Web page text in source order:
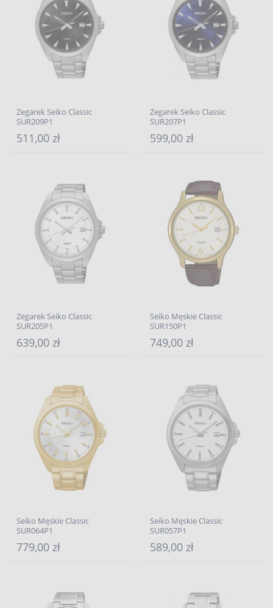
Zegarek Seiko Classic
SUR209P1
511,00 zł
Zegarek Seiko Classic
SUR207P1
599,00 zł
Zegarek Seiko Classic
SUR205P1
639,00 zł
Seiko Męskie Classic
SUR150P1
749,00 zł
Seiko Męskie Classic
SUR064P1
779,00 zł
Seiko Męskie Classic
SUR057P1
589,00 zł